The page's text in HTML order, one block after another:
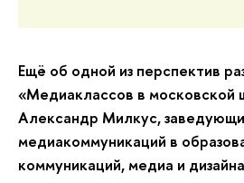
Ещё об одной из перспектив
«Медиаклассов в московской
Александр Милкус,
медиакоммуникаций в
коммуникаций, медиа и